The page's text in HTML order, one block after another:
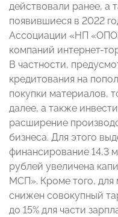
действовали ранее, а
появившиеся в 2022
Ассоциации «НП
компаний интернет-
В частности,
кредитования на
покупки материалов,
далее, а также
расширение
бизнеса. Для этого
финансирование 14,3
рублей увеличена
МСП». Кроме того, для
снижен совокупный
до 15% для части